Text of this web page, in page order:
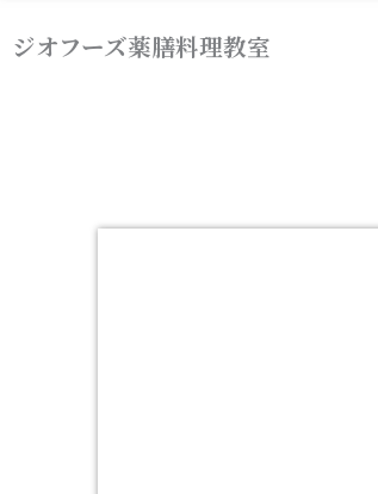
容ジオフーズ薬膳料理教室